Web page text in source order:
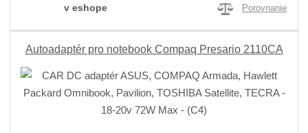
v eshope
Porovnanie
Autoadaptér pro notebook Compaq Presario 2110CA